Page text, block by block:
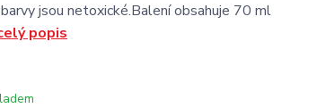
jsou netoxické.Balení obsahuje 70 ml
popis